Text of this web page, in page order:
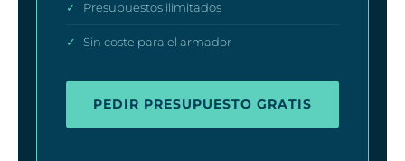
✓ Presupuestos ilimitados
✓ Sin coste para el armador
PEDIR PRESUPUESTO GRATIS